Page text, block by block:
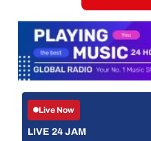
Live Now
LIVE 24 JAM